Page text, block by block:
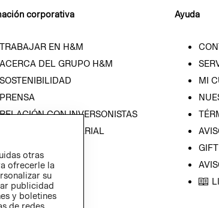
corporativa
TRABAJAR EN H&M
ACERCA DEL GRUPO H&M
SOSTENIBILIDAD
PRENSA
RELACIÓN CON INVERSONISTAS
POLÍTICA EMPRESARIAL
Ayuda
MI
otras
ofrecerle la
su
publicidad
y boletines
de redes